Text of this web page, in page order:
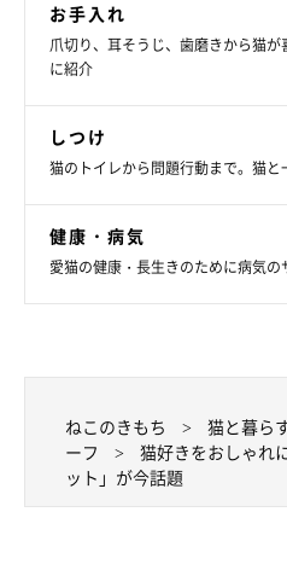
＠msk_manana
※この記事は投稿者さまにご了承
お手入れ
爪切り、耳そうじ、歯磨きから猫
に紹介
しつけ
猫のトイレから問題行動まで。猫
健康・病気
愛猫の健康・長生きのために病気
ねこのきもち 猫と暮ら
ーフ
猫好きをおしゃれ
ット」が今話題